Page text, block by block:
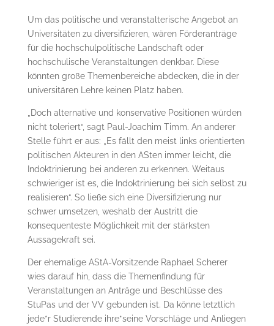
Um das politische und veranstalterische Angebot an
Universitäten zu diversifizieren, wären Förderanträge
für die hochschulpolitische Landschaft oder
hochschulische Veranstaltungen denkbar. Diese
könnten große Themenbereiche abdecken, die in der
universitären Lehre keinen Platz haben.
„Doch alternative und konservative Positionen würden
nicht toleriert“, sagt Paul-Joachim Timm. An anderer
Stelle führt er aus: „Es fällt den meist links orientierten
politischen Akteuren in den ASten immer leicht, die
Indoktrinierung bei anderen zu erkennen. Weitaus
schwieriger ist es, die Indoktrinierung bei sich selbst zu
realisieren“. So ließe sich eine Diversifizierung nur
schwer umsetzen, weshalb der Austritt die
konsequenteste Möglichkeit mit der stärksten
Aussagekraft sei.
Der ehemalige AStA-Vorsitzende Raphael Scherer
wies darauf hin, dass die Themenfindung für
Veranstaltungen an Anträge und Beschlüsse des
StuPas und der VV gebunden ist. Da könne letztlich
jede*r Studierende ihre*seine Vorschläge und Anliegen